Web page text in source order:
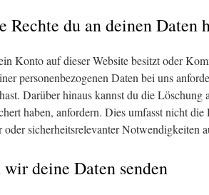
Rechte du an deinen Daten
Konto auf dieser Website besitzt oder
personenbezogenen Daten bei uns
Darüber hinaus kannst du die
haben, anfordern. Dies umfasst nicht
oder sicherheitsrelevanter Notwendigkeiten
deine Daten senden